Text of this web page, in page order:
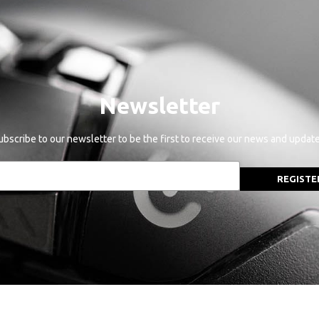
Newsletter
to our newsletter to be the first to receive our news and